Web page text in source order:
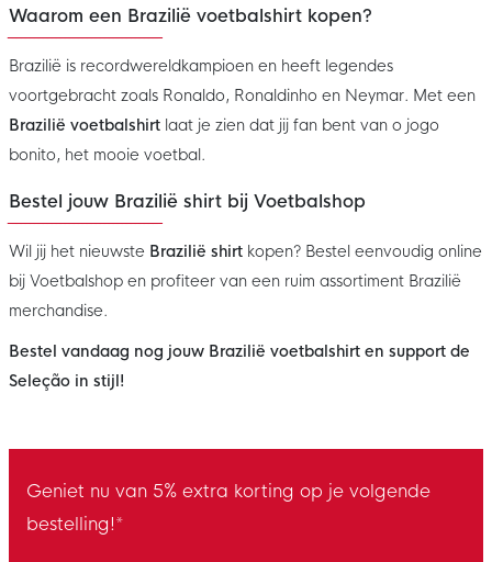
Waarom een Brazilië voetbalshirt kopen?
Brazilië is recordwereldkampioen en heeft legendes
voortgebracht zoals Ronaldo, Ronaldinho en Neymar. Met een
Brazilië voetbalshirt laat je zien dat jij fan bent van o jogo
bonito, het mooie voetbal.
Bestel jouw Brazilië shirt bij Voetbalshop
Wil jij het nieuwste Brazilië shirt kopen? Bestel eenvoudig online
bij Voetbalshop en profiteer van een ruim assortiment Brazilië
merchandise.
Bestel vandaag nog jouw Brazilië voetbalshirt en support de
Seleção in stijl!
Geniet nu van 5% extra korting op je volgende
bestelling!*